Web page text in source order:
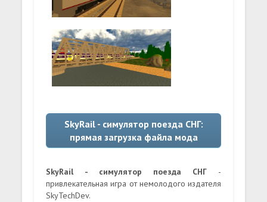
SkyRail - симулятор поезда СНГ:
прямая загрузка файла мода
SkyRail - симулятор поезда СНГ -
привлекательная игра от немолодого издателя
SkyTechDev.